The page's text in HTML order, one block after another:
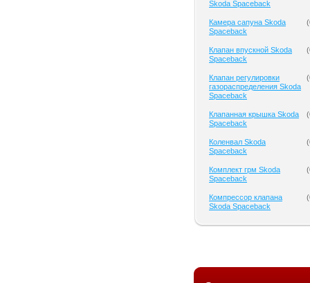
Skoda Spaceback
Камера сапуна Skoda
Spaceback
(
Клапан впускной Skoda
Spaceback
(
Клапан регулировки
газораспределения Skoda
Spaceback
(
Клапанная крышка Skoda
Spaceback
(
Коленвал Skoda
Spaceback
(
Комплект грм Skoda
Spaceback
(
Компрессор клапана
Skoda Spaceback
(